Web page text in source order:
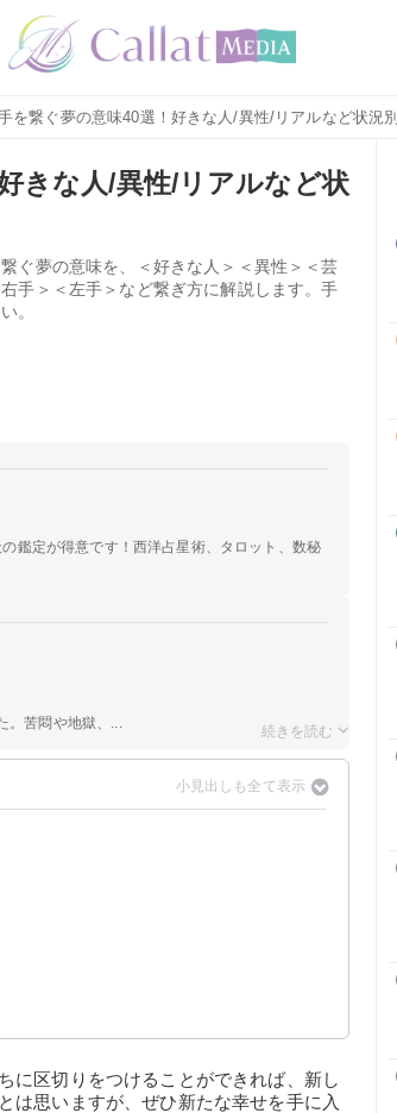
を繋ぐ夢の意味40選！好きな人/異性/リアルなど状況別
きな人/異性/リアルなど状
ぐ夢の意味を、＜好きな人＞＜異性＞＜芸
手＞＜左手＞など繋ぎ方に解説します。手
。
鑑定が得意です！西洋占星術、タロット、数秘
。苦悶や地獄、...
に区切りをつけることができれば、新し
は思いますが、ぜひ新たな幸せを手に入